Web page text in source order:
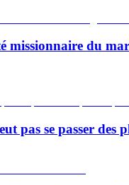
missionnaire du
pas se passer des